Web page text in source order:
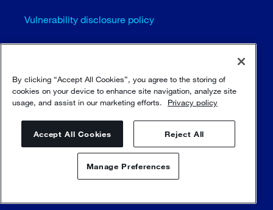
Vulnerability disclosure policy
Configurações de cookies (EN)
Mapa do site
© Sulzer Ltd 1996 - 2025
By clicking “Accept All Cookies”, you agree to the storing of
cookies on your device to enhance site navigation, analyze site
usage, and assist in our marketing efforts.
Privacy policy
Accept All Cookies Reject All
Manage Preferences